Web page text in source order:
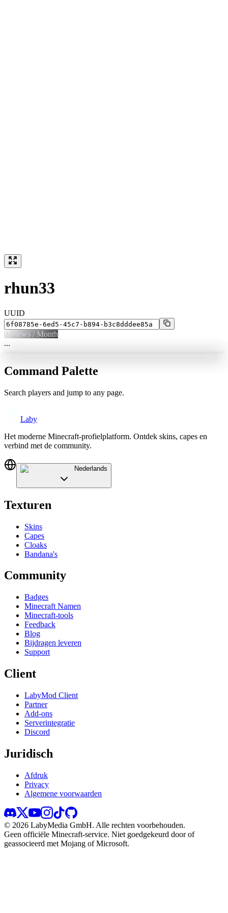
rhun33
UUID
0 Views / Month
...
Command Palette
Search players and jump to any page.
Laby
Het moderne Minecraft-profielplatform. Ontdek skins, capes en
verbind met de community.
Nederlands
Texturen
Skins
Capes
Cloaks
Bandana's
Community
Badges
Minecraft Namen
Minecraft-tools
Feedback
Blog
Bijdragen leveren
Support
Client
LabyMod Client
Partner
Add-ons
Serverintegratie
Discord
Juridisch
Afdruk
Privacy
Algemene voorwaarden
© 2026 LabyMedia GmbH. Alle rechten voorbehouden.
Geen officiële Minecraft-service. Niet goedgekeurd door of
geassocieerd met Mojang of Microsoft.